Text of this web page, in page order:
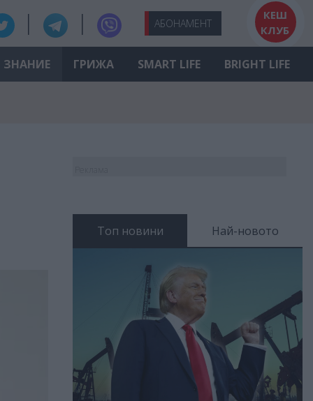
АБОНАМЕНТ
КЕШ
КЛУБ
ЗНАНИЕ ГРИЖА SMART LIFE BRIGHT LIFE
Топ новини Най-новото